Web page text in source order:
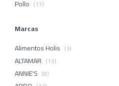
Pollo (17)
Marcas
Alimentos Holis (3)
ALTAMAR (13)
ANNIE'S (8)